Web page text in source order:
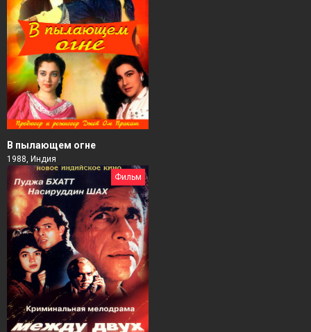
В пылающем огне
1988, Индия
Фильм